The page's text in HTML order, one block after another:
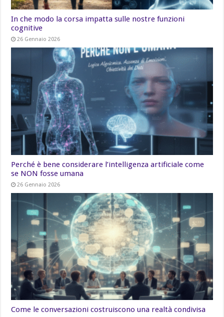
In che modo la corsa impatta sulle nostre funzioni
cognitive
26 Gennaio 2026
Perché è bene considerare l’intelligenza artificiale come
se NON fosse umana
26 Gennaio 2026
Come le conversazioni costruiscono una realtà condivisa